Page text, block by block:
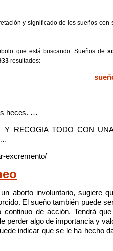
y significado de los sueños con
que está buscando. Sueños de
resultados:
heces. …
Y RECOGIA TODO CON
…
excremento/
aborto involuntario, sugiere
El sueño también puede
continuo de acción. Tendrá
perder algo de importancia y
indicar que se le ha hecho